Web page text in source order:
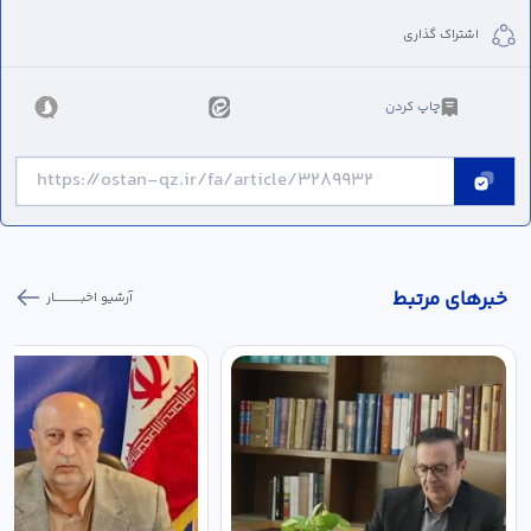
اشتراک گذاری
چاپ کردن
خبر‌های مرتبط آرشیو اخبـــــــــــار